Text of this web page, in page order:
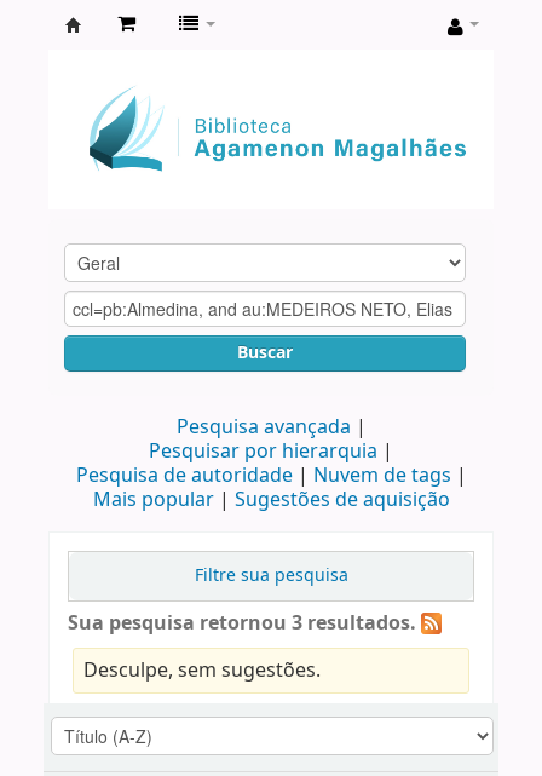
Agamenon
Magalhães
Buscar
Pesquisa avançada
Pesquisar por hierarquia
Pesquisa de autoridade
Nuvem de tags
Mais popular
Sugestões de aquisição
Filtre sua pesquisa
Sua pesquisa retornou 3 resultados.
Desculpe, sem sugestões.